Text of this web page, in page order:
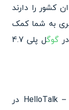
کشور را دارند
به شما کمک
درگوگ
ل پلی 4.7
شما با ورود به برنامه HelloTalk – Learn Languages در